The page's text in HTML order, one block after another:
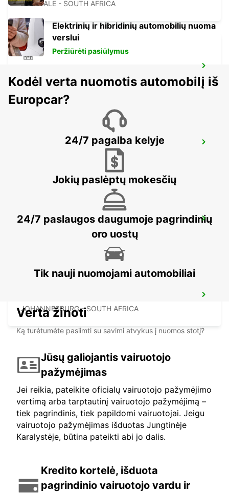
EDENVALE - SOUTH AFRICA
JOHANNESBURG - SOUTH AFRICA
BRAAMFONTEIN
BRAAMFONTEIN - SOUTH AFRICA
MIDRAND
MIDRAND - SOUTH AFRICA
JOHANNESBURG - SOUTH AFRICA
Elektrinių ir hibridinių automobilių nuoma
verslui
Peržiūrėti pasiūlymus
Kodėl verta nuomotis automobilį iš
Europcar?
24/7 pagalba kelyje
Jokių paslėptų mokesčių
24/7 paslaugos daugumoje pagrindinių
oro uostų
Tik nauji nuomojami automobiliai
Verta žinoti
Ką turėtumėte pasiimti su savimi atvykus į nuomos stotį?
Jūsų galiojantis vairuotojo
pažymėjimas
Jei reikia, pateikite oficialų vairuotojo pažymėjimo
vertimą arba tarptautinį vairuotojo pažymėjimą –
tiek pagrindinis, tiek papildomi vairuotojai. Jeigu
vairuotojo pažymėjimas išduotas Jungtinėje
Karalystėje, būtina pateikti abi jo dalis.
Kredito kortelė, išduota
pagrindinio vairuotojo vardu ir